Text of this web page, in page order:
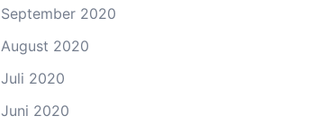
September 2020
August 2020
Juli 2020
Juni 2020